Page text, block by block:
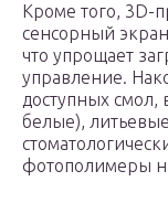
Кроме того, 3D-
сенсорный
что упрощает
управление.
доступных
белые),
фотополимеры